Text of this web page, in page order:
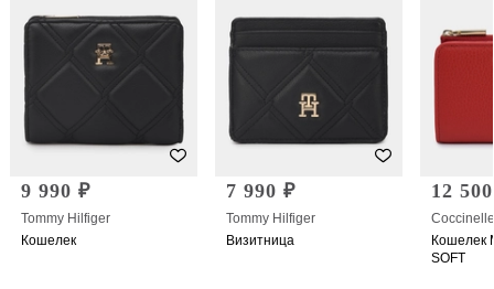
9 990 ₽
Tommy Hilfiger
Кошелек
7 990 ₽
Tommy Hilfiger
Визитница
12
Coccinelle
Кошелек
SOFT